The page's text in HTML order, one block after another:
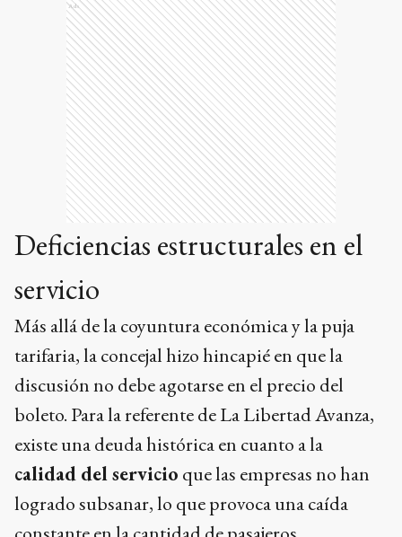
Ads
Deficiencias estructurales en el
servicio
Más allá de la coyuntura económica y la puja
tarifaria, la concejal hizo hincapié en que la
discusión no debe agotarse en el precio del
boleto. Para la referente de La Libertad Avanza,
existe una deuda histórica en cuanto a la
calidad del servicio que las empresas no han
logrado subsanar, lo que provoca una caída